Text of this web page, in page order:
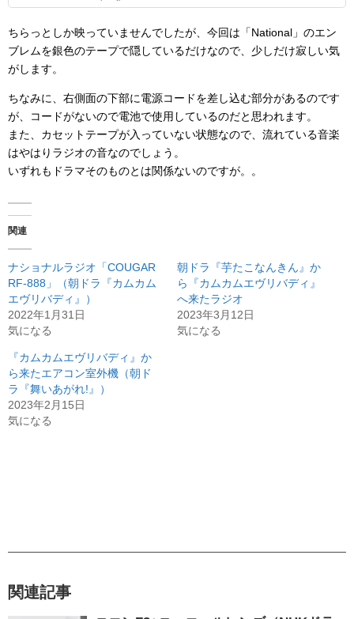
ちらっとしか映っていませんでしたが、今回は「National」のエン
ブレムを銀色のテープで隠しているだけなので、少しだけ寂しい気
がします。
ちなみに、右側面の下部に電源コードを差し込む部分があるのです
が、コードがないので電池で使用しているのだと思われます。
また、カセットテープが入っていない状態なので、流れている音楽
はやはりラジオの音なのでしょう。
いずれもドラマそのものとは関係ないのですが。。
関連
ナショナルラジオ「COUGAR
RF-888」（朝ドラ『カムカム
エヴリバディ』）
2022年1月31日
気になる
朝ドラ『芋たこなんきん』か
ら『カムカムエヴリバディ』
へ来たラジオ
2023年3月12日
気になる
『カムカムエヴリバディ』か
ら来たエアコン室外機（朝ド
ラ『舞いあがれ!』）
2023年2月15日
気になる
関連記事